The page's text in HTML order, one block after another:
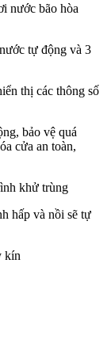
nước bão hòa
tự động và 3
thị các thông số
bảo vệ quá
cửa an toàn,
khử trùng
hấp và nồi sẽ tự
kín